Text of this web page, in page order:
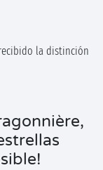
la distinción